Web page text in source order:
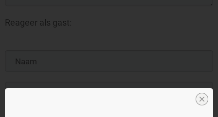
Reageer als gast: